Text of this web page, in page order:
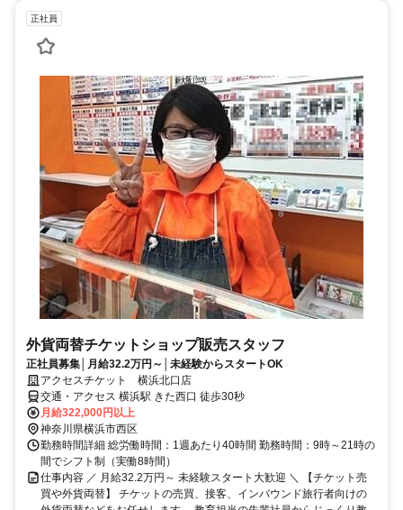
正社員
外貨両替チケットショップ販売スタッフ
正社員募集│月給32.2万円～│未経験からスタートOK
アクセスチケット 横浜北口店
交通・アクセス 横浜駅 きた西口 徒歩30秒
月給322,000円以上
神奈川県横浜市西区
勤務時間詳細 総労働時間：1週あたり40時間 勤務時間：9時～21時の
間でシフト制（実働8時間）
仕事内容 ／ 月給32.2万円～ 未経験スタート大歓迎 ＼ 【チケット売
買や外貨両替】 チケットの売買、接客、インバウンド旅行者向けの